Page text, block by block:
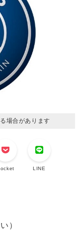
場合があります
LINE
）